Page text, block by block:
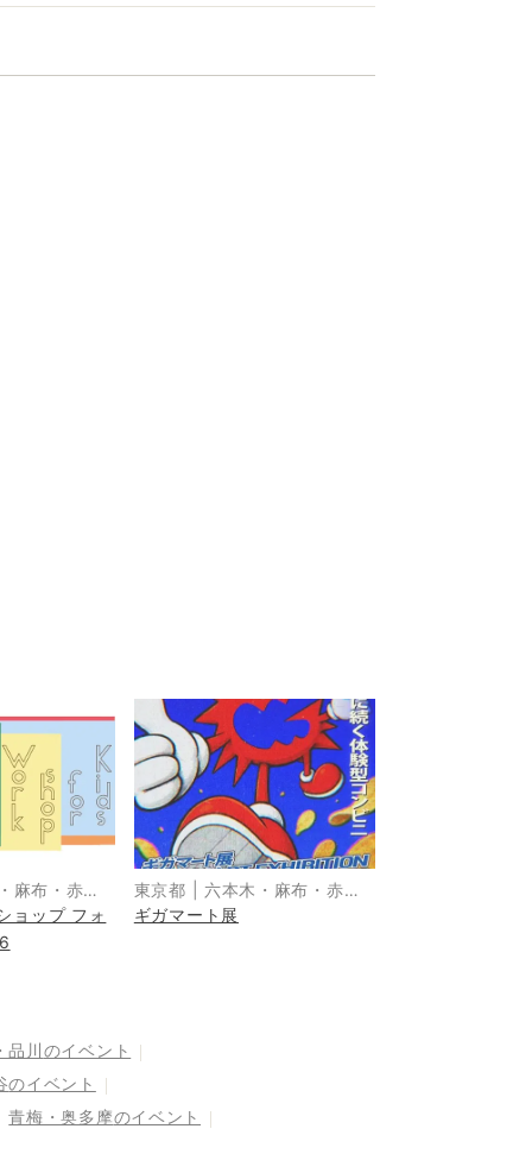
麻布・赤
ョップ フォ
東京都
六本木・麻布・赤
坂・青山
ギガマート展
品川のイベント
のイベント
青梅・奥多摩のイベント